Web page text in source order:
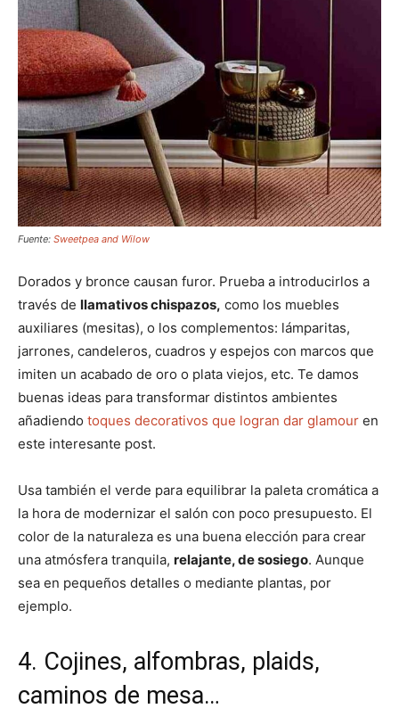
Fuente: Sweetpea and Wilow
Dorados y bronce causan furor. Prueba a introducirlos a
través de llamativos chispazos, como los muebles
auxiliares (mesitas), o los complementos: lámparitas,
jarrones, candeleros, cuadros y espejos con marcos que
imiten un acabado de oro o plata viejos, etc. Te damos
buenas ideas para transformar distintos ambientes
añadiendo toques decorativos que logran dar glamour en
este interesante post.
Usa también el verde para equilibrar la paleta cromática a
la hora de modernizar el salón con poco presupuesto. El
color de la naturaleza es una buena elección para crear
una atmósfera tranquila, relajante, de sosiego. Aunque
sea en pequeños detalles o mediante plantas, por
ejemplo.
4. Cojines, alfombras, plaids,
caminos de mesa…